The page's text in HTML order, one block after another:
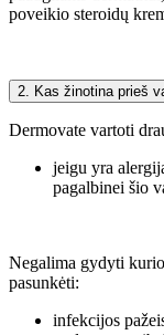
poveikio steroidų
2. Kas žinotina prieš
Dermovate vartoti
jeigu yra
pagalbinei šio
Negalima gydyti
pasunkėti:
infekcijos